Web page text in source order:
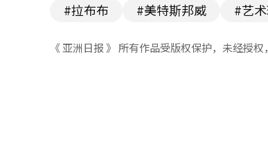
#拉布布 #美特斯邦威 #艺
《 亚洲日报 》 所有作品受版权保护，未经授权